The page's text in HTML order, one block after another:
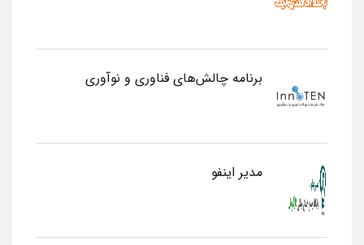
برنامه چالش‌های فناوری و نوآوری
مدیر اینفو